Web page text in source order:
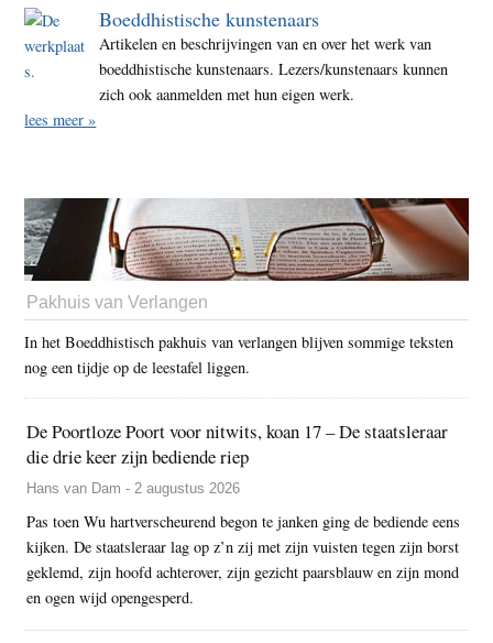
Boeddhistische kunstenaars
Artikelen en beschrijvingen van en over het werk van
boeddhistische kunstenaars. Lezers/kunstenaars kunnen
zich ook aanmelden met hun eigen werk.
lees meer »
Pakhuis van Verlangen
In het Boeddhistisch pakhuis van verlangen blijven sommige teksten
nog een tijdje op de leestafel liggen.
De Poortloze Poort voor nitwits, koan 17 – De staatsleraar
die drie keer zijn bediende riep
Hans van Dam - 2 augustus 2026
Pas toen Wu hartverscheurend begon te janken ging de bediende eens
kijken. De staatsleraar lag op z’n zij met zijn vuisten tegen zijn borst
geklemd, zijn hoofd achterover, zijn gezicht paarsblauw en zijn mond
en ogen wijd opengesperd.